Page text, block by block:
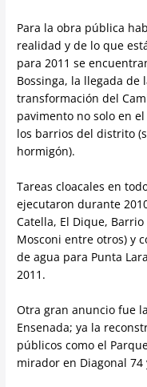
Para la obra pública
realidad y de lo que
para 2011 se
Bossinga, la llegada de
transformación del
pavimento no solo en
los barrios del distrito
hormigón).
Tareas cloacales en
ejecutaron durante
Catella, El Dique,
Mosconi entre otros) y
de agua para Punta
2011.
Otra gran anuncio fue
Ensenada; ya la
públicos como el
mirador en Diagonal 74